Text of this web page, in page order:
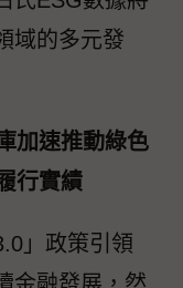
域的多元發
加速推動綠色
行實績
」政策引領